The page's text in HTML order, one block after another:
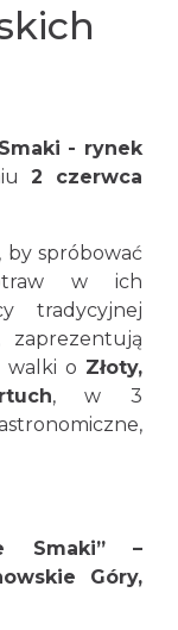
- rynek
2 czerwca
by spróbować
w ich
tradycyjnej
zaprezentują
walki o Złoty,
, w 3
Smaki” –
Góry,